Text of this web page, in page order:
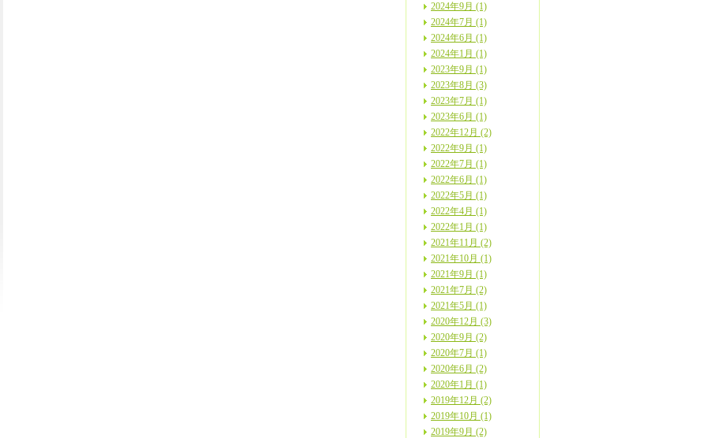
2024年9月 (1)
2024年7月 (1)
2024年6月 (1)
2024年1月 (1)
2023年9月 (1)
2023年8月 (3)
2023年7月 (1)
2023年6月 (1)
2022年12月 (2)
2022年9月 (1)
2022年7月 (1)
2022年6月 (1)
2022年5月 (1)
2022年4月 (1)
2022年1月 (1)
2021年11月 (2)
2021年10月 (1)
2021年9月 (1)
2021年7月 (2)
2021年5月 (1)
2020年12月 (3)
2020年9月 (2)
2020年7月 (1)
2020年6月 (2)
2020年1月 (1)
2019年12月 (2)
2019年10月 (1)
2019年9月 (2)